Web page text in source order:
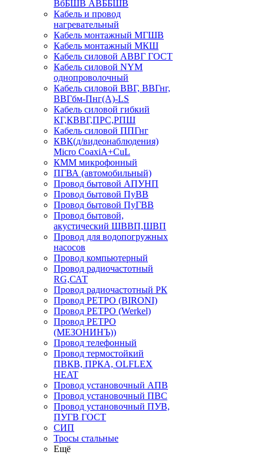
ВбБШВ АВББШВ
Кабель и провод
нагревательный
Кабель монтажный МГШВ
Кабель монтажный МКШ
Кабель силовой АВВГ ГОСТ
Кабель силовой NYM
однопроволочный
Кабель силовой ВВГ, ВВГнг,
ВВГбм-Пнг(А)-LS
Кабель силовой гибкий
КГ,КВВГ,ПРС,РПШ
Кабель силовой ППГнг
КВК(д/видеонаблюдения)
Micro CoaxiA+CuL
КММ микрофонный
ПГВА (автомобильный)
Провод бытовой АПУНП
Провод бытовой ПуВВ
Провод бытовой ПуГВВ
Провод бытовой,
акустический ШВВП,ШВП
Провод для водопогружных
насосов
Провод компьютерный
Провод радиочастотный
RG,САТ
Провод радиочастотный РК
Провод РЕТРО (BIRONI)
Провод РЕТРО (Werkel)
Провод РЕТРО
(МЕЗОНИНЪ))
Провод телефонный
Провод термостойкий
ПВКВ, ПРКА, OLFLEX
HEAT
Провод установочный АПВ
Провод установочный ПВС
Провод установочный ПУВ,
ПУГВ ГОСТ
СИП
Тросы стальные
Ещё